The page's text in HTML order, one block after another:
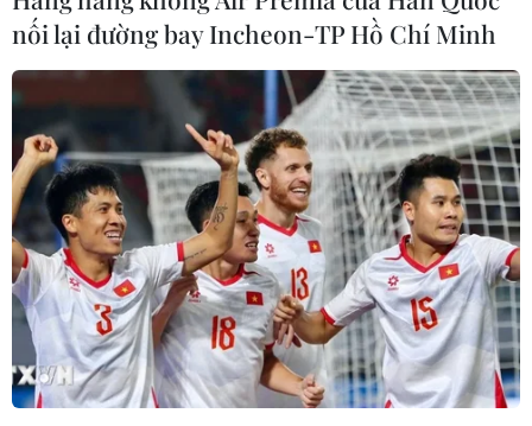
nối lại đường bay Incheon-TP Hồ Chí Minh